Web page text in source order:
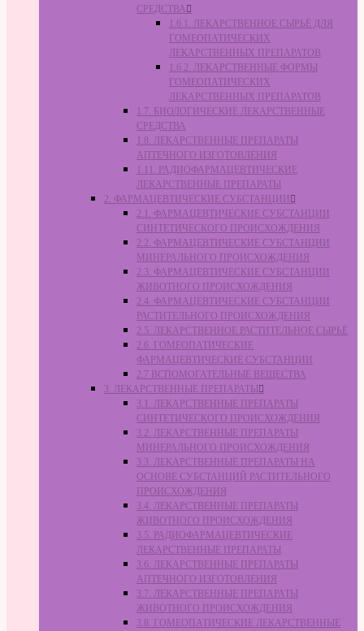
СРЕДСТВА
1.6.1. ЛЕКАРСТВЕННОЕ СЫРЬЁ ДЛЯ
ГОМЕОПАТИЧЕСКИХ
ЛЕКАРСТВЕННЫХ ПРЕПАРАТОВ
1.6.2. ЛЕКАРСТВЕННЫЕ ФОРМЫ
ГОМЕОПАТИЧЕСКИХ
ЛЕКАРСТВЕННЫХ ПРЕПАРАТОВ
1.7. БИОЛОГИЧЕСКИЕ ЛЕКАРСТВЕННЫЕ
СРЕДСТВА
1.8. ЛЕКАРСТВЕННЫЕ ПРЕПАРАТЫ
АПТЕЧНОГО ИЗГОТОВЛЕНИЯ
1.11. РАДИОФАРМАЦЕВТИЧЕСКИЕ
ЛЕКАРСТВЕННЫЕ ПРЕПАРАТЫ
2. ФАРМАЦЕВТИЧЕСКИЕ СУБСТАНЦИИ
2.1. ФАРМАЦЕВТИЧЕСКИЕ СУБСТАНЦИИ
СИНТЕТИЧЕСКОГО ПРОИСХОЖДЕНИЯ
2.2. ФАРМАЦЕВТИЧЕСКИЕ СУБСТАНЦИИ
МИНЕРАЛЬНОГО ПРОИСХОЖДЕНИЯ
2.3. ФАРМАЦЕВТИЧЕСКИЕ СУБСТАНЦИИ
ЖИВОТНОГО ПРОИСХОЖДЕНИЯ
2.4. ФАРМАЦЕВТИЧЕСКИЕ СУБСТАНЦИИ
РАСТИТЕЛЬНОГО ПРОИСХОЖДЕНИЯ
2.5. ЛЕКАРСТВЕННОЕ РАСТИТЕЛЬНОЕ СЫРЬЁ
2.6. ГОМЕОПАТИЧЕСКИЕ
ФАРМАЦЕВТИЧЕСКИЕ СУБСТАНЦИИ
2.7 ВСПОМОГАТЕЛЬНЫЕ ВЕЩЕСТВА
3. ЛЕКАРСТВЕННЫЕ ПРЕПАРАТЫ
3.1. ЛЕКАРСТВЕННЫЕ ПРЕПАРАТЫ
СИНТЕТИЧЕСКОГО ПРОИСХОЖДЕНИЯ
3.2. ЛЕКАРСТВЕННЫЕ ПРЕПАРАТЫ
МИНЕРАЛЬНОГО ПРОИСХОЖДЕНИЯ
3.3. ЛЕКАРСТВЕННЫЕ ПРЕПАРАТЫ НА
ОСНОВЕ СУБСТАНЦИЙ РАСТИТЕЛЬНОГО
ПРОИСХОЖДЕНИЯ
3.4. ЛЕКАРСТВЕННЫЕ ПРЕПАРАТЫ
ЖИВОТНОГО ПРОИСХОЖДЕНИЯ
3.5. РАДИОФАРМАЦЕВТИЧЕСКИЕ
ЛЕКАРСТВЕННЫЕ ПРЕПАРАТЫ
3.6. ЛЕКАРСТВЕННЫЕ ПРЕПАРАТЫ
АПТЕЧНОГО ИЗГОТОВЛЕНИЯ
3.7. ЛЕКАРСТВЕННЫЕ ПРЕПАРАТЫ
ЖИВОТНОГО ПРОИСХОЖДЕНИЯ
3.8. ГОМЕОПАТИЧЕСКИЕ ЛЕКАРСТВЕННЫЕ